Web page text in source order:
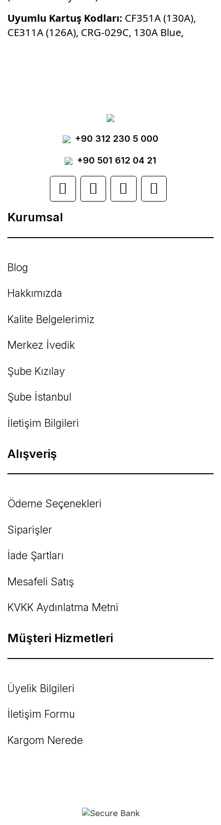
Uyumlu Kartuş Kodları: CF351A (130A),
CE311A (126A), CRG-029C, 130A Blue,
Yorum Yaz
Ürün resmi kalitesiz, bozuk veya
görüntülenemiyor.
Ürün açıklamasında eksik bilgiler bulunuyor.
Ürün bilgilerinde hatalar bulunuyor.
Ürün fiyatı diğer sitelerden daha pahalı.
Bu ürüne benzer farklı alternatifler olmalı.
+90 312 230 5 000
+90 501 612 04 21
Kurumsal
Blog
Hakkımızda
Kalite Belgelerimiz
Merkez İvedik
Şube Kızılay
Şube İstanbul
İletişim Bilgileri
Alışveriş
Ödeme Seçenekleri
Siparişler
İade Şartları
Mesafeli Satış
KVKK Aydınlatma Metni
Müşteri Hizmetleri
Üyelik Bilgileri
İletişim Formu
Kargom Nerede